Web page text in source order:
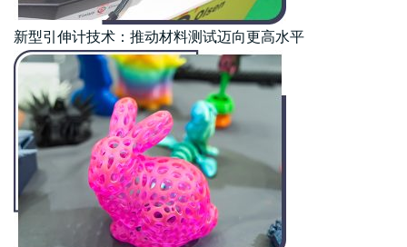
新型引伸计技术：推动材料测试迈向更高水平